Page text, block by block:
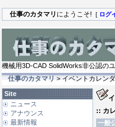
仕事のカタマリ にようこそ! [ ログ
機械用3D-CAD SolidWorks非公認の
仕事のカタマリ> イベントカレン
Site
ニュース
アナウンス
最新情報
:: カ
一般